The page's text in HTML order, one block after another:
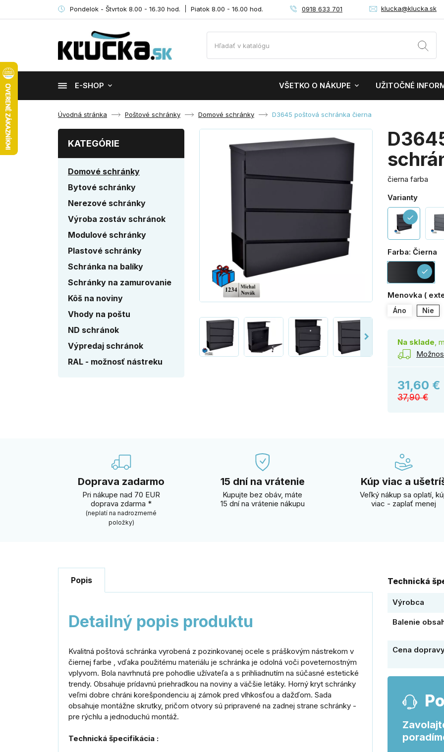
Pondelok - Štvrtok 8.00 - 16.30 hod. Piatok 8.00 - 16.00 hod. 0918 633 701 klucka@klucka.sk
E-SHOP VŠETKO O NÁKUPE UŽITOČNÉ
Úvodná stránka Poštové schránky Domové schránky D3645 poštová schránka čierna
KATEGÓRIE
Domové schránky
Bytové schránky
Nerezové schránky
Výroba zostáv schránok
Modulové schránky
Plastové schránky
Schránka na balíky
Schránky na zamurovanie
Kôš na noviny
Vhody na poštu
ND schránok
Výpredaj schránok
RAL - možnosť nástreku
čierna farba
Varianty
check
Farba: Čierna
check
Menovka (
Áno Nie
Na sklade,
31,60 €
37,90 €
Doprava zadarmo
Pri nákupe nad 70 EUR
doprava zdarma *
(neplatí na nadrozmerné
položky)
15 dní na vrátenie
Kupujte bez obáv, máte
15 dní na vrátenie nákupu
Kúp viac a
Veľký nákup sa oplatí,
viac - zaplať menej
Popis
Detailný popis produktu
Kvalitná poštová schránka vyrobená z pozinkovanej ocele s práškovým nástrekom v
čiernej farbe , vďaka použitému materiálu je schránka je odolná voči poveternostným
vplyvom. Bola navrhnutá pre pohodlie užívateľa a s prihliadnutím na súčasné estetické
trendy. Obsahuje prídavnú priehradkou na noviny a väčšie letáky. Horný kryt schránky
veľmi dobre chráni korešpondenciu aj zámok pred vlhkosťou a dažďom. Sada
obsahuje montážne skrutky, pričom otvory sú pripravené na zadnej strane schránky -
pre rýchlu a jednoduchú montáž.
Technická špecifikácia :
Technická
Výrobca
Balenie
Cena